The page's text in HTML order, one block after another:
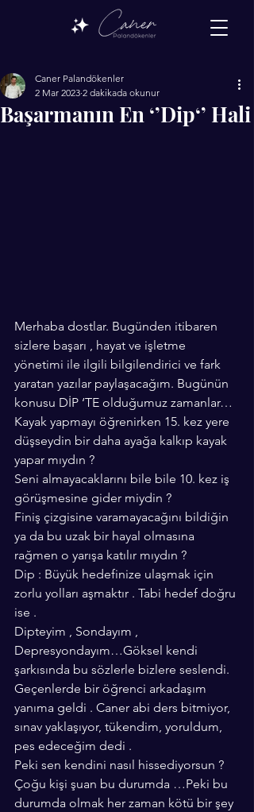
Başarmanın En ‘’Dip‘’ Hali
Caner Palandökenler
2 Mar 2023 2 dakikada okunur
Merhaba dostlar. Bugünden itibaren
sizlere başarı , hayat ve işletme
yönetimi ile ilgili bilgilendirici ve fark
yaratan yazılar paylaşacağım. Bugünün
konusu DİP ‘TE olduğumuz zamanlar…
Kayak yapmayı öğrenirken 15. kez yere
düşseydin bir daha ayağa kalkıp kayak
yapar mıydın ?
Seni almayacaklarını bile bile 10. kez iş
görüşmesine gider miydin ?
Finiş çizgisine varamayacağını bildiğin
ya da bu uzak bir hayal olmasına
rağmen o yarışa katılır mıydın ?
Dip : Büyük hedefinize ulaşmak için
zorlu yolları aşmaktır . Tabi hedef doğru
ise .
Dipteyim , Sondayım ,
Depresyondayım…Göksel kendi
şarkısında bu sözlerle bizlere seslendi.
Geçenlerde bir öğrenci arkadaşım
yanıma geldi . Caner abi ders bitmiyor,
sınav yaklaşıyor, tükendim, yoruldum,
pes edeceğim dedi .
Peki sen kendini nasıl hissediyorsun ?
Çoğu kişi şuan bu durumda …Peki bu
durumda olmak her zaman kötü bir şey